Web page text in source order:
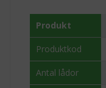
Produkt
Produktkod
Antal lådor